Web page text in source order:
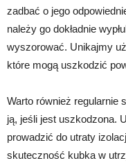
zadbać o jego
należy go dokładnie
wyszorować. Unikajmy
które mogą uszkodzić
Warto również regularnie
ją, jeśli jest uszkodzona.
prowadzić do utraty
skuteczność kubka w